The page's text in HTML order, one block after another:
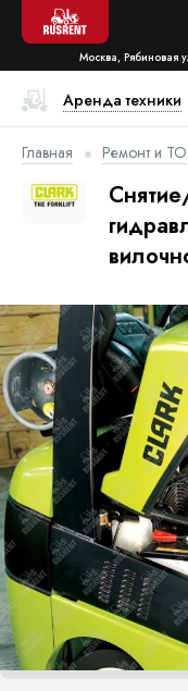
Москва, Рябиновая
Аренда техники
Главная Ремонт и ТО